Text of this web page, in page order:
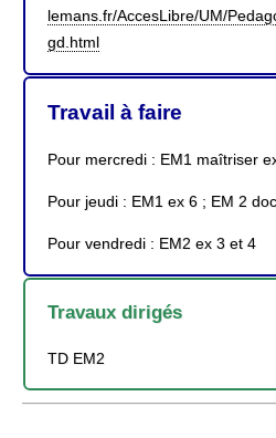
lemans.fr/AccesLibre/UM/
gd.html
Travail à faire
Pour mercredi : EM1 maîtriser
Pour jeudi : EM1 ex 6 ; EM 2
Pour vendredi : EM2 ex 3 et 4
Travaux dirigés
TD EM2